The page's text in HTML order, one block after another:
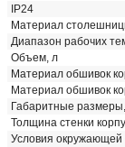
IP24
Материал
Диапазон рабочих
Объем, л
Материал обшивок
Материал обшивок
Габаритные
Толщина стенки
Условия окружающей